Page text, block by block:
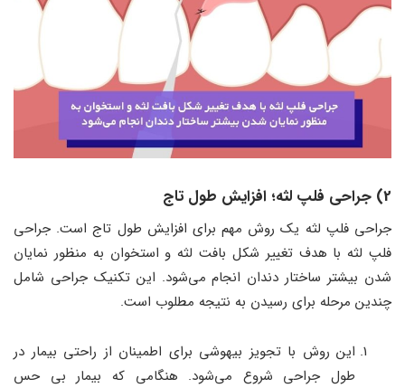
2) جراحی فلپ لثه؛ افزایش طول تاج
جراحی فلپ لثه یک روش مهم برای افزایش طول تاج است. جراحی
فلپ لثه با هدف تغییر شکل بافت لثه و استخوان به منظور نمایان
شدن بیشتر ساختار دندان انجام می‌شود. این تکنیک جراحی شامل
چندین مرحله برای رسیدن به نتیجه مطلوب است.
این روش با تجویز بیهوشی برای اطمینان از راحتی بیمار در
طول جراحی شروع می‌شود. هنگامی که بیمار بی حس